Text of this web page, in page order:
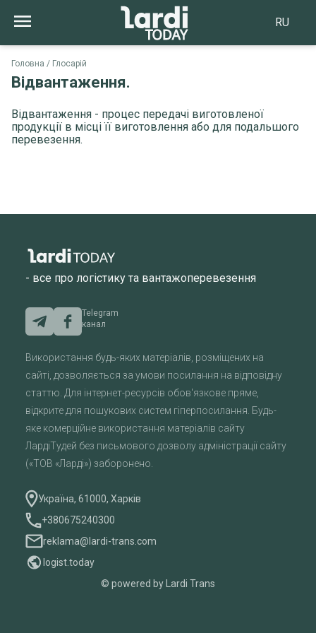
RU
Головна Глосарій
Відвантаження.
Відвантаження - процес передачі виготовленої
продукції в місці її виготовлення або для подальшого
перевезення.
- все про логістику та вантажоперевезення
Telegram
канал
Використання будь-яких матеріалів, розміщених на
сайті, дозволяється за умови посилання на відповідну
статтю. Для інтернет-ресурсів обов'язкове пряме,
відкрите для пошукових систем гіперпосилання. Будь-
яке комерційне використання матеріалів сайту
ЛардіТудей без письмового дозволу адміністрації сайту
(«ТОВ «Ларді») заборонено.
Україна, 61000, Харків
+380675240300
reklama@lardi-trans.com
logist.today
© powered by Lardi Trans